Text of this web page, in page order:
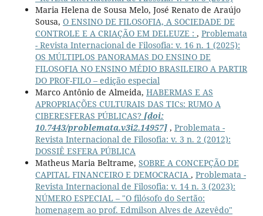
Maria Helena de Sousa Melo, José Renato de Araújo
Sousa, O ENSINO DE FILOSOFIA, A SOCIEDADE DE
CONTROLE E A CRIAÇÃO EM DELEUZE : , Problemata
- Revista Internacional de Filosofia: v. 16 n. 1 (2025):
OS MÚLTIPLOS PANORAMAS DO ENSINO DE
FILOSOFIA NO ENSINO MÉDIO BRASILEIRO A PARTIR
DO PROF-FILO – edição especial
Marco Antônio de Almeida, HABERMAS E AS
APROPRIAÇÕES CULTURAIS DAS TICs: RUMO A
CIBERESFERAS PÚBLICAS? [doi:
10.7443/problemata.v3i2.14957], Problemata -
Revista Internacional de Filosofia: v. 3 n. 2 (2012):
DOSSIÊ ESFERA PÚBLICA
Matheus Maria Beltrame, SOBRE A CONCEPÇÃO DE
CAPITAL FINANCEIRO E DEMOCRACIA , Problemata -
Revista Internacional de Filosofia: v. 14 n. 3 (2023):
NÚMERO ESPECIAL – "O filósofo do Sertão:
homenagem ao prof. Edmilson Alves de Azevêdo"